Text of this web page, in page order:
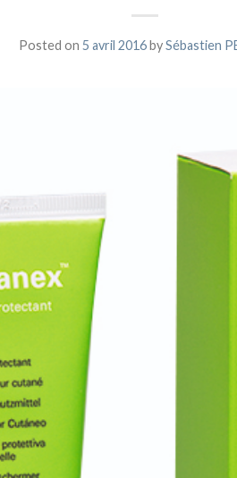
Posted on 5 avril 2016bySébastien